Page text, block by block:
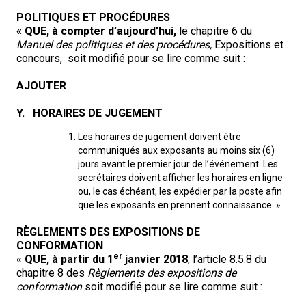
Berger polonais de plaine
Berger portugais
Schapendoes néerlandais
Berger Shetland
Chien d’eau espagnol
Vallhund suédois
Lévrier irlandais
Norrbottenspets
Lundehund norvégien
Petit basset griffon vendéen
Pharaoh Hound
Xoloitzcuintli (moyen)
Xoloïtzcuintli (standard)
Épagneul cocker américain
Épagneul d’eau américain
Épagneul breton
Épagneul Clumber
Épagneul cocker anglais
Épagneul springer anglais
Terrier du révérend Russell
Terrier chasseur de rat
Schnauzer (nain)
Terrier écossais
Terrier Sealyham
Terrier Skye
Carlin
Petit chien russe
Fox terrier miniature
Terrier de Manchester nain
Xoloitzcuintli (nain)
Terrier du Yorkshire
Chien du Groenland
Hovawart
Leonberger
Mastiff
POLITIQUES ET PROCÉDURES
« QUE, à compter d’aujourd’hui, le chapitre 6 du
Manuel des politiques et des procédures, Expositions et
concours, soit modifié pour se lire comme suit :
AJOUTER
Y. HORAIRES DE JUGEMENT
Les horaires de jugement doivent être
communiqués aux exposants au moins six (6)
jours avant le premier jour de l’événement. Les
secrétaires doivent afficher les horaires en ligne
ou, le cas échéant, les expédier par la poste afin
que les exposants en prennent connaissance. »
RÈGLEMENTS DES EXPOSITIONS DE
CONFORMATION
« QUE, à partir du 1erjanvier 2018, l’article 8.5.8 du
chapitre 8 des Règlements des expositions de
conformationsoit modifié pour se lire comme suit :